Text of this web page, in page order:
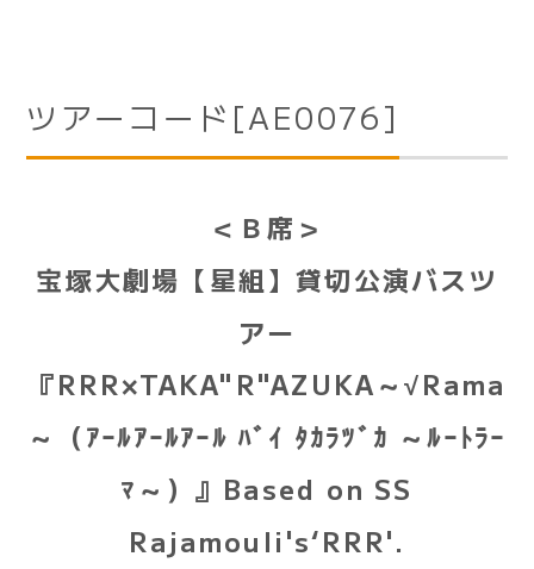
ツアーコード[AE0076]
＜Ｂ席＞
宝塚大劇場【星組】貸切公演バスツ
アー
『RRR×TAKA"R"AZUKA～√Rama
～（ｱｰﾙｱｰﾙｱｰﾙ ﾊﾞｲ ﾀｶﾗﾂﾞｶ ～ﾙｰﾄﾗｰ
ﾏ～）』Based on SS
Rajamouli's‘RRR'.